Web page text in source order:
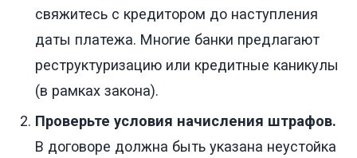
свяжитесь с кредитором до наступления
даты платежа. Многие банки предлагают
реструктуризацию или кредитные каникулы
(в рамках закона).
Проверьте условия начисления штрафов.
В договоре должна быть указана неустойка